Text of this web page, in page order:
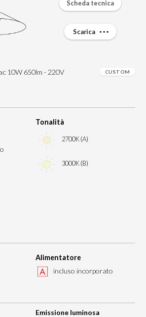
10W 650lm - 220V CUSTOM
Tonalità
2700K (A)
3000K (B)
Alimentatore
incluso incorporato
Emissione luminosa
Scheda tecnica
Scarica